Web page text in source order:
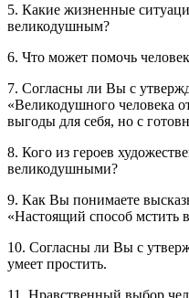
5. Какие жизненные
великодушным?
6. Что может помочь
7. Согласны ли Вы с
«Великодушного человека
выгоды для себя, но с
8. Кого из героев
великодушными?
9. Как Вы понимаете
«Настоящий способ мстить
10. Согласны ли Вы с
умеет простить.
11. Нравственный выбор